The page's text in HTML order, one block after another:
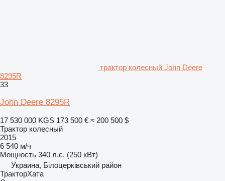
трактор колесный John Deere
8295R
33
John Deere 8295R
17 530 000 KGS 173 500 € ≈ 200 500 $
Трактор колесный
2015
6 540 м/ч
Мощность 340 л.с. (250 кВт)
Украина, Білоцерківський район
ТракторХата